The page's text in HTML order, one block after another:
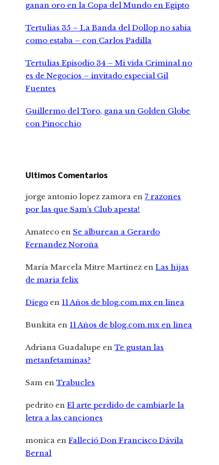
ganan oro en la Copa del Mundo en Egipto
Tertulias 35 – La Banda del Dollop no sabia
como estaba – con Carlos Padilla
Tertulias Episodio 34 – Mi vida Criminal no
es de Negocios – invitado especial Gil
Fuentes
Guillermo del Toro, gana un Golden Globe
con Pinocchio
Ultimos Comentarios
jorge antonio lopez zamora en7 razones
por las que Sam’s Club apesta!
Amateco enSe alburean a Gerardo
Fernandez Noroña
María Marcela Mitre Martínez enLas hijas
de maria felix
Diego en 11 Años de blog.com.mx en linea
Bunkita en 11 Años de blog.com.mx en linea
Adriana Guadalupe enTe gustan las
metanfetaminas?
Sam enTrabucles
pedrito enEl arte perdido de cambiarle la
letra a las canciones
monica enFalleció Don Francisco Dávila
Bernal